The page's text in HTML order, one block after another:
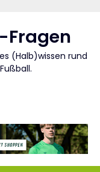
Fragen
(Halb)wissen rund